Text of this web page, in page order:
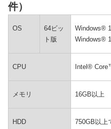
件）
OS
64ビッ
ト版
Windows®
Windows®
CPU Intel®
メモリ 16GB以上
HDD 750GB以上